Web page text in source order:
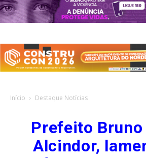
Início Destaque Notícias
Prefeito Bruno
Alcindor,